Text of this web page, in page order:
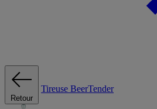
Retour
Tireuse BeerTender